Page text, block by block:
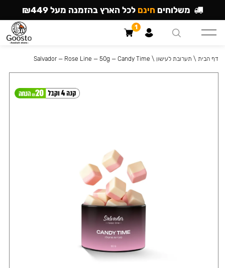
דף הבית \ תערובת לעישון \
Salvador — Rose Line — 50g — Candy Time
משלוחים חינם לכל הארץ בהזמנה מעל ₪449
1